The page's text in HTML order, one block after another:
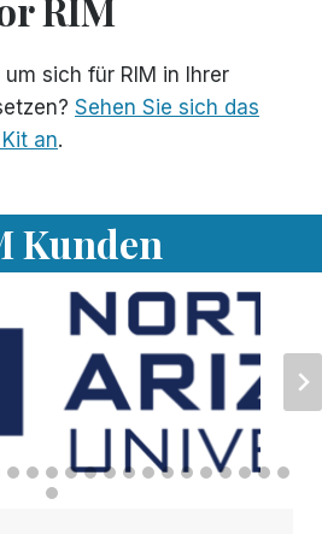
sich für RIM in Ihrer
Sehen Sie sich das
an.
Kunden